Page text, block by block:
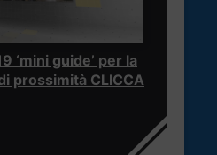
‘mini guide’ per la
prossimità CLICCA